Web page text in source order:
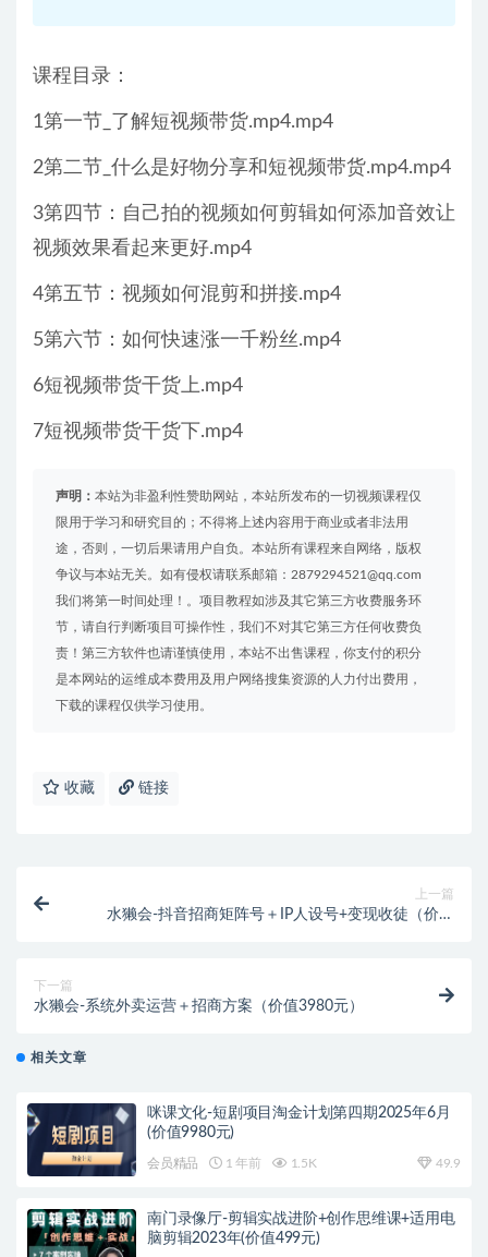
课程目录：
1第一节_了解短视频带货.mp4.mp4
2第二节_什么是好物分享和短视频带货.mp4.mp4
3第四节：自己拍的视频如何剪辑如何添加音效让
视频效果看起来更好.mp4
4第五节：视频如何混剪和拼接.mp4
5第六节：如何快速涨一千粉丝.mp4
6短视频带货干货上.mp4
7短视频带货干货下.mp4
声明： 本站为非盈利性赞助网站，本站所发布的一切视频课程仅
限用于学习和研究目的；不得将上述内容用于商业或者非法用
途，否则，一切后果请用户自负。本站所有课程来自网络，版权
争议与本站无关。如有侵权请联系邮箱：2879294521@qq.com
我们将第一时间处理！。项目教程如涉及其它第三方收费服务环
节，请自行判断项目可操作性，我们不对其它第三方任何收费负
责！第三方软件也请谨慎使用，本站不出售课程，你支付的积分
是本网站的运维成本费用及用户网络搜集资源的人力付出费用，
下载的课程仅供学习使用。
收藏 链接
上一篇
水獭会-抖音招商矩阵号＋IP人设号+变现收徒（价值
下一篇
水獭会-系统外卖运营＋招商方案（价值3980元）
相关文章
咪课文化-短剧项目淘金计划第四期2025年6月
(价值9980元)
会员精品 1 年前 1.5K 49.9
南门录像厅-剪辑实战进阶+创作思维课+适用电
脑剪辑2023年(价值499元)